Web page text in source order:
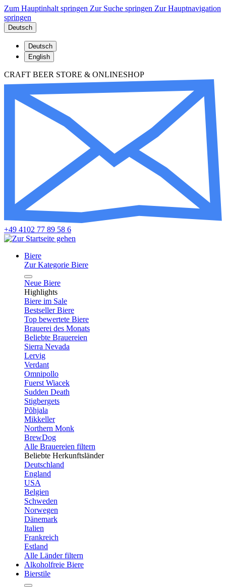
Zum Hauptinhalt springen Zur Suche springen Zur Hauptnavigation
springen
Deutsch
Deutsch
English
CRAFT BEER STORE & ONLINESHOP
+49 4102 77 89 58 6
Biere
Zur Kategorie Biere
Neue Biere
Highlights
Biere im Sale
Bestseller Biere
Top bewertete Biere
Brauerei des Monats
Beliebte Brauereien
Sierra Nevada
Lervig
Verdant
Omnipollo
Fuerst Wiacek
Sudden Death
Stigbergets
Põhjala
Mikkeller
Northern Monk
BrewDog
Alle Brauereien filtern
Beliebte Herkunftsländer
Deutschland
England
USA
Belgien
Schweden
Norwegen
Dänemark
Italien
Frankreich
Estland
Alle Länder filtern
Alkoholfreie Biere
Bierstile